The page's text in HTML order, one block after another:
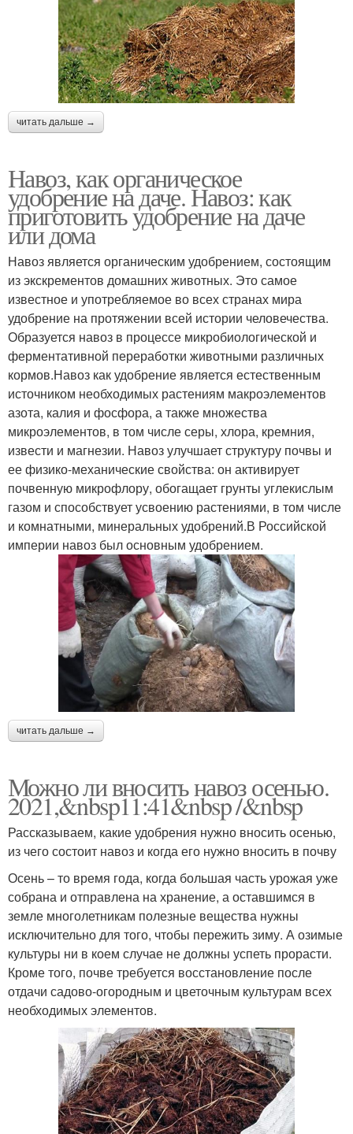
читать дальше →
Навоз, как органическое
удобрение на даче. Навоз: как
приготовить удобрение на даче
или дома
Навоз является органическим удобрением, состоящим
из экскрементов домашних животных. Это самое
известное и употребляемое во всех странах мира
удобрение на протяжении всей истории человечества.
Образуется навоз в процессе микробиологической и
ферментативной переработки животными различных
кормов.Навоз как удобрение является естественным
источником необходимых растениям макроэлементов
азота, калия и фосфора, а также множества
микроэлементов, в том числе серы, хлора, кремния,
извести и магнезии. Навоз улучшает структуру почвы и
ее физико-механические свойства: он активирует
почвенную микрофлору, обогащает грунты углекислым
газом и способствует усвоению растениями, в том числе
и комнатными, минеральных удобрений.В Российской
империи навоз был основным удобрением.
читать дальше →
Можно ли вносить навоз осенью.
2021,&nbsp11:41&nbsp /&nbsp
Рассказываем, какие удобрения нужно вносить осенью,
из чего состоит навоз и когда его нужно вносить в почву
Осень – то время года, когда большая часть урожая уже
собрана и отправлена на хранение, а оставшимся в
земле многолетникам полезные вещества нужны
исключительно для того, чтобы пережить зиму. А озимые
культуры ни в коем случае не должны успеть прорасти.
Кроме того, почве требуется восстановление после
отдачи садово-огородным и цветочным культурам всех
необходимых элементов.